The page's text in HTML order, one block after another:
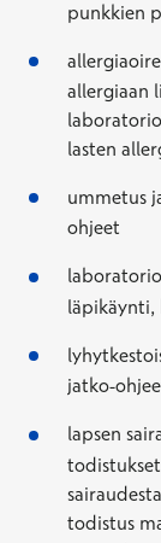
punkkien
allergiaan
lasten
ummetus
ohjeet
läpikäynti,
jatko-
lapsen
todistus